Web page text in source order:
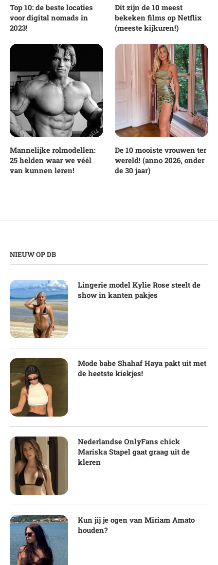
Top 10: de beste locaties
voor digital nomads in
2023!
Dit zijn de 10 meest
bekeken films op Netflix
(meeste kijkuren!)
Mannelijke rolmodellen:
25 helden waar we véél
van kunnen leren!
De 10 mooiste vrouwen ter
wereld! (anno 2026, onder
de 30 jaar)
NIEUW OP DB
Lingerie model Kylie Rose steelt de
show in kanten pakjes
Mode babe Shahaf Haya pakt uit met
de heetste kiekjes!
Nederlandse OnlyFans chick
Mariska Stapel gaat graag uit de
kleren
Kun jij je ogen van Miriam Amato
houden?